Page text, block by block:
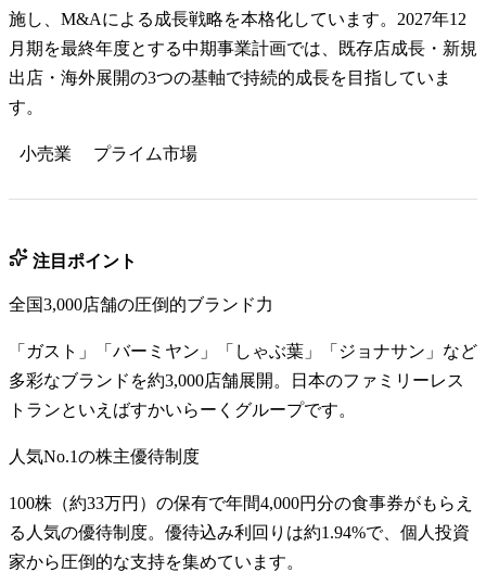
施し、M&Aによる成長戦略を本格化しています。2027年12
月期を最終年度とする中期事業計画では、既存店成長・新規
出店・海外展開の3つの基軸で持続的成長を目指していま
す。
小売業 プライム市場
注目ポイント
全国3,000店舗の圧倒的ブランド力
「ガスト」「バーミヤン」「しゃぶ葉」「ジョナサン」など
多彩なブランドを約3,000店舗展開。日本のファミリーレス
トランといえばすかいらーくグループです。
人気No.1の株主優待制度
100株（約33万円）の保有で年間4,000円分の食事券がもらえ
る人気の優待制度。優待込み利回りは約1.94%で、個人投資
家から圧倒的な支持を集めています。